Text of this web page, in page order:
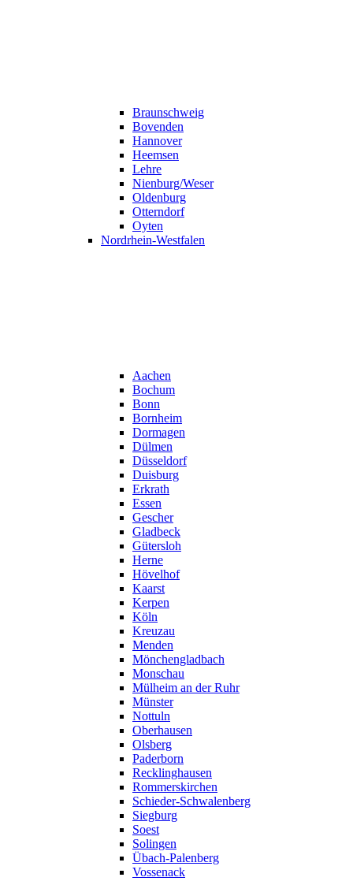
Braunschweig
Bovenden
Hannover
Heemsen
Lehre
Nienburg/Weser
Oldenburg
Otterndorf
Oyten
Nordrhein-Westfalen
Aachen
Bochum
Bonn
Bornheim
Dormagen
Dülmen
Düsseldorf
Duisburg
Erkrath
Essen
Gescher
Gladbeck
Gütersloh
Herne
Hövelhof
Kaarst
Kerpen
Köln
Kreuzau
Menden
Mönchengladbach
Monschau
Mülheim an der Ruhr
Münster
Nottuln
Oberhausen
Olsberg
Paderborn
Recklinghausen
Rommerskirchen
Schieder-Schwalenberg
Siegburg
Soest
Solingen
Übach-Palenberg
Vossenack